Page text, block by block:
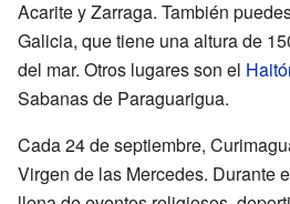
Acarite y Zarraga. También
Galicia, que tiene una altura de
del mar. Otros lugares son el
Sabanas de Paraguarigua.
Cada 24 de septiembre,
Virgen de las Mercedes. Durante